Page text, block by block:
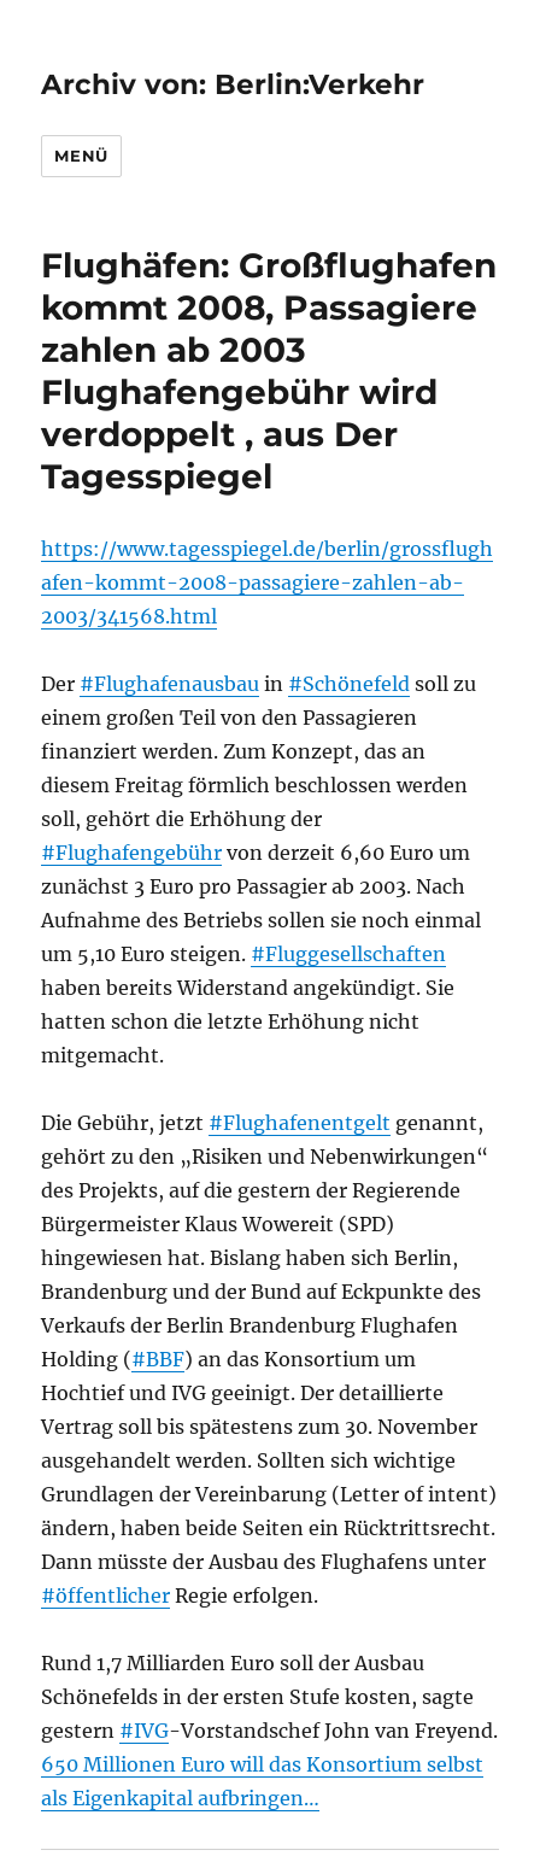
Archiv von: Berlin:Verkehr
MENÜ
Flughäfen: Großflughafen
kommt 2008, Passagiere
zahlen ab 2003
Flughafengebühr wird
verdoppelt , aus Der
Tagesspiegel
https://www.tagesspiegel.de/berlin/grossflugh
afen-kommt-2008-passagiere-zahlen-ab-
2003/341568.html
Der #Flughafenausbau in #Schönefeld soll zu
einem großen Teil von den Passagieren
finanziert werden. Zum Konzept, das an
diesem Freitag förmlich beschlossen werden
soll, gehört die Erhöhung der
#Flughafengebühr von derzeit 6,60 Euro um
zunächst 3 Euro pro Passagier ab 2003. Nach
Aufnahme des Betriebs sollen sie noch einmal
um 5,10 Euro steigen. #Fluggesellschaften
haben bereits Widerstand angekündigt. Sie
hatten schon die letzte Erhöhung nicht
mitgemacht.
Die Gebühr, jetzt #Flughafenentgelt genannt,
gehört zu den „Risiken und Nebenwirkungen“
des Projekts, auf die gestern der Regierende
Bürgermeister Klaus Wowereit (SPD)
hingewiesen hat. Bislang haben sich Berlin,
Brandenburg und der Bund auf Eckpunkte des
Verkaufs der Berlin Brandenburg Flughafen
Holding (#BBF) an das Konsortium um
Hochtief und IVG geeinigt. Der detaillierte
Vertrag soll bis spätestens zum 30. November
ausgehandelt werden. Sollten sich wichtige
Grundlagen der Vereinbarung (Letter of intent)
ändern, haben beide Seiten ein Rücktrittsrecht.
Dann müsste der Ausbau des Flughafens unter
#öffentlicher Regie erfolgen.
Rund 1,7 Milliarden Euro soll der Ausbau
Schönefelds in der ersten Stufe kosten, sagte
gestern #IVG-Vorstandschef John van Freyend.
650 Millionen Euro will das Konsortium selbst
als Eigenkapital aufbringen…